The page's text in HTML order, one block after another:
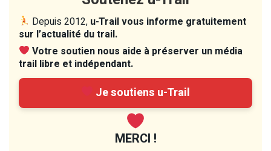
Depuis 2012, u-Trail vous informe gratuitement
sur l’actualité du trail.
Votre soutien nous aide à préserver un média
trail libre et indépendant.
Je soutiens u-Trail
MERCI !